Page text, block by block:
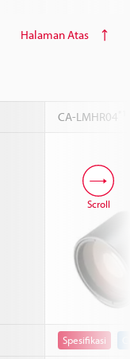
Halaman Atas
CA-LMHR04
Spesifikasi
Scroll